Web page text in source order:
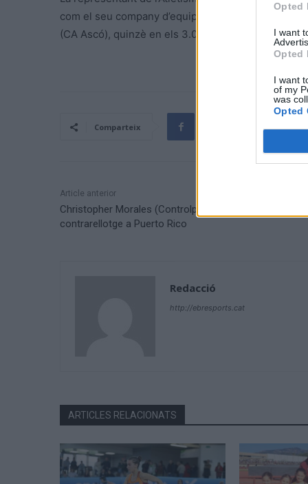
Opted
I want
Opted
I want
of my
was
Opted
com el seu company d’equip Roger Forner en els
(CA Ascó), quinzè en els 3.000 metres amb
Comparteix
Article anterior
Christopher Morales (Controlpack), campió de
contrarellotge a Puerto Rico
Redacció
http://ebresports.cat
ARTICLES RELACIONATS